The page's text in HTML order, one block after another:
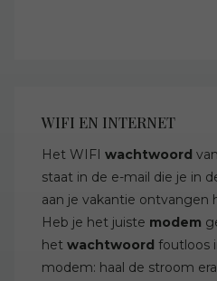
WIFI EN INTERNET
Het WIFI wachtwoord
staat in de e-mail die je in
aan je vakantie ontvangen
Heb je het juiste modem
het wachtwoord foutloos
modem: haal de stroom